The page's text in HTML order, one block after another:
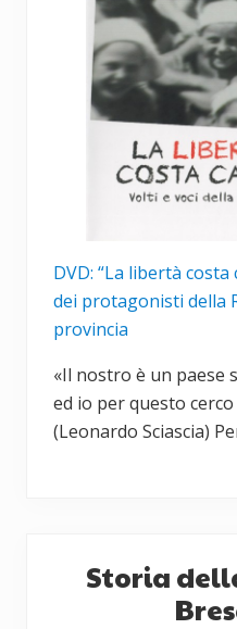
DVD: “La libertà
dei protagonisti della
provincia
«Il nostro è un paese
ed io per questo
(Leonardo Sciascia)
Storia